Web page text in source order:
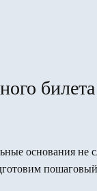
основания не